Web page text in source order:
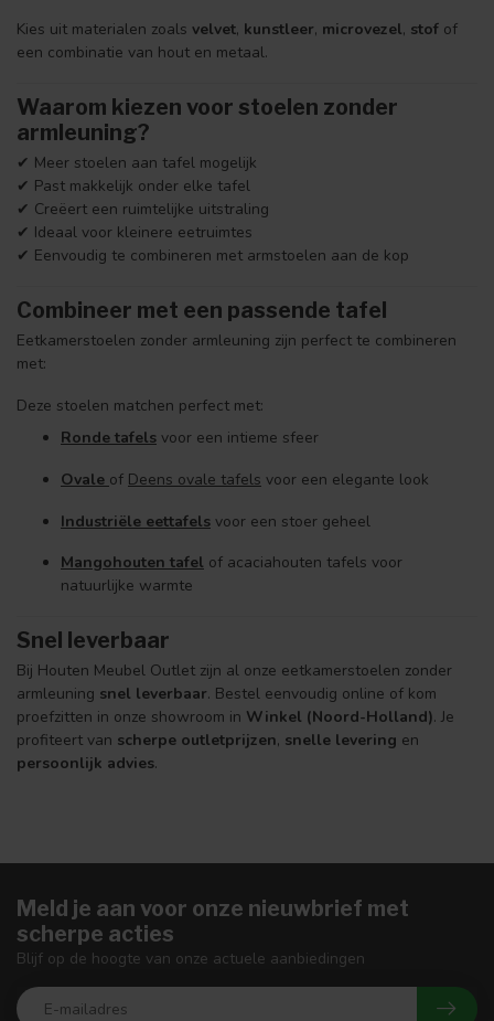
Kies uit materialen zoals velvet, kunstleer, microvezel, stof of
een combinatie van hout en metaal.
Waarom kiezen voor stoelen zonder
armleuning?
✔ Meer stoelen aan tafel mogelijk
✔ Past makkelijk onder elke tafel
✔ Creëert een ruimtelijke uitstraling
✔ Ideaal voor kleinere eetruimtes
✔ Eenvoudig te combineren met armstoelen aan de kop
Combineer met een passende tafel
Eetkamerstoelen zonder armleuning zijn perfect te combineren
met:
Deze stoelen matchen perfect met:
Ronde tafels voor een intieme sfeer
Ovale of Deens ovale tafels voor een elegante look
Industriële eettafels voor een stoer geheel
Mangohouten tafel of acaciahouten tafels voor
natuurlijke warmte
Snel leverbaar
Bij Houten Meubel Outlet zijn al onze eetkamerstoelen zonder
armleuning snel leverbaar. Bestel eenvoudig online of kom
proefzitten in onze showroom in Winkel (Noord-Holland). Je
profiteert van scherpe outletprijzen, snelle levering en
persoonlijk advies.
Meld je aan voor onze nieuwbrief met
scherpe acties
Blijf op de hoogte van onze actuele aanbiedingen